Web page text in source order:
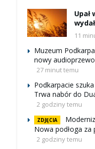
Upał
11
Muzeum
nowy
27 minut temu
Podkarpacie
Trwa nabór do
2 godziny temu
ZDJĘCIA
Nowa podłoga za
2 godziny temu